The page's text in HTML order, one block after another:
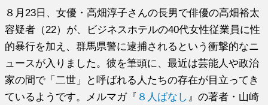
８月23日、女優・高畑淳子さんの長男で俳優の高畑裕太
容疑者（22）が、ビジネスホテルの40代女性従業員に性
的暴行を加え、群馬県警に逮捕されるという衝撃的なニ
ュースが入りました。彼を筆頭に、最近は芸能人や政治
家の間で「二世」と呼ばれる人たちの存在が目立ってき
ているようです。メルマガ『 ８人ばなし 』の著者・山崎